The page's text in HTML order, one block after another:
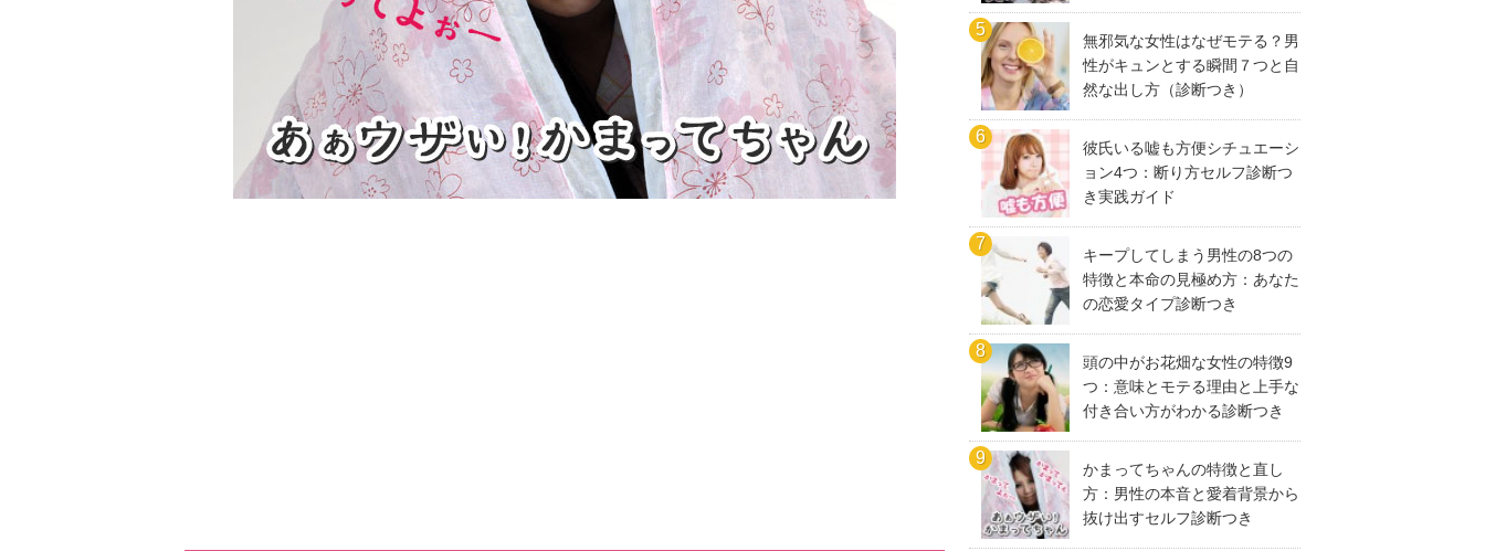
無邪気な女性はなぜモテる？男
性がキュンとする瞬間７つと自
然な出し方（診断つき）
彼氏いる嘘も方便シチュエーシ
ョン4つ：断り方セルフ診断つ
き実践ガイド
キープしてしまう男性の8つの
特徴と本命の見極め方：あなた
の恋愛タイプ診断つき
頭の中がお花畑な女性の特徴9
つ：意味とモテる理由と上手な
付き合い方がわかる診断つき
かまってちゃんの特徴と直し
方：男性の本音と愛着背景から
抜け出すセルフ診断つき